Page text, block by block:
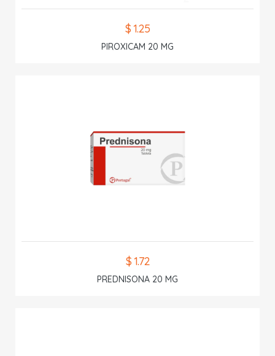
$ 1.25
PIROXICAM 20 MG
$ 1.72
PREDNISONA 20 MG